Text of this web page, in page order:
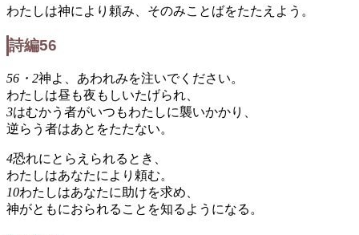
わたしは神により頼み、そのみことばをたたえよう。
詩編56
56・2神よ、あわれみを注いでください。
わたしは昼も夜もしいたげられ、
3はむかう者がいつもわたしに襲いかかり、
逆らう者はあとをたたない。
4恐れにとらえられるとき、
わたしはあなたにより頼む。
10わたしはあなたに助けを求め、
神がともにおられることを知るようになる。